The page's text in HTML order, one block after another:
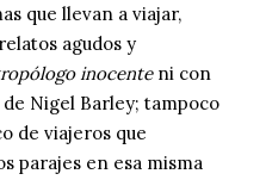
que llevan a viajar,
agudos y
inocenteni con
de Nigel Barley; tampoco
de viajeros que
parajes en esa misma